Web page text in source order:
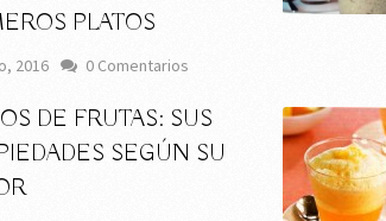
PLATOS
2016 0 Comentarios
DE FRUTAS: SUS
SEGÚN SU